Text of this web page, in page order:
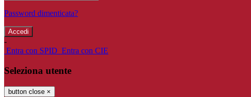
Password dimenticata?
-
Entra con SPID Entra con CIE
Seleziona utente
button close ×